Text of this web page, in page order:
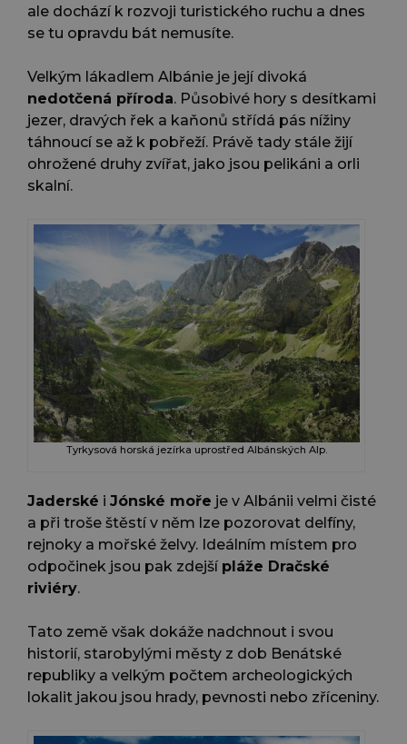
ale dochází k rozvoji turistického ruchu a dnes
se tu opravdu bát nemusíte.
Velkým lákadlem Albánie je její divoká
nedotčená příroda. Působivé hory s desítkami
jezer, dravých řek a kaňonů střídá pás nížiny
táhnoucí se až k pobřeží. Právě tady stále žijí
ohrožené druhy zvířat, jako jsou pelikáni a orli
skalní.
Tyrkysová horská jezírka uprostřed Albánských Alp.
Jaderské i Jónské moře je v Albánii velmi čisté
a při troše štěstí v něm lze pozorovat delfíny,
rejnoky a mořské želvy. Ideálním místem pro
odpočinek jsou pak zdejší pláže Dračské
riviéry.
Tato země však dokáže nadchnout i svou
historií, starobylými městy z dob Benátské
republiky a velkým počtem archeologických
lokalit jakou jsou hrady, pevnosti nebo zříceniny.